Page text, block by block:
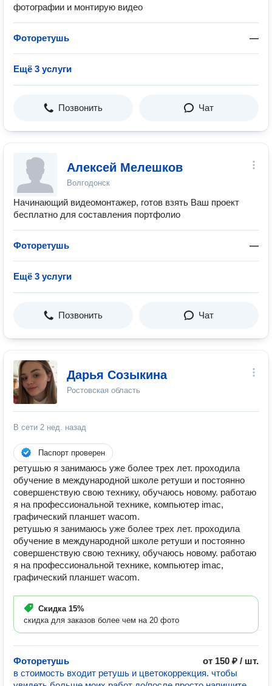
фотографии и монтирую видео
Фоторетушь —
Ещё 3 услуги
Позвонить Чат
Алексей Мелешков
Волгодонск
Начинающий видеомонтажер, готов взять Ваш проект
бесплатно для составления портфолио
Фоторетушь —
Ещё 3 услуги
Позвонить Чат
Дарья Созыкина
Ростовская область
В сети 2 нед. назад
Паспорт проверен
ретушью я занимаюсь уже более трех лет. проходила
обучение в международной школе ретуши и постоянно
совершенствую свою технику, обучаюсь новому. работаю
я на профессиональной технике, компьютер imac,
графический планшет wacom.
ретушью я занимаюсь уже более трех лет. проходила
обучение в международной школе ретуши и постоянно
совершенствую свою технику, обучаюсь новому. работаю
я на профессиональной технике, компьютер imac,
графический планшет wacom.
Скидка 15%
скидка для заказов более чем на 20 фото
Фоторетушь
от 150 ₽ / шт.
в стоимость входит ретушь и цветокоррекция. чтобы